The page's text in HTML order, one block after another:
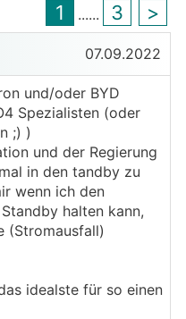
1 ...... 3 >
07.09.2022
und/oder BYD
Spezialisten (oder
;) )
und der Regierung
in den tandby zu
wenn ich den
halten kann,
(Stromausfall)
idealste für so einen